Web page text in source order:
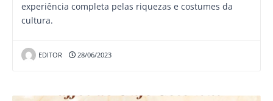
experiência completa pelas riquezas e costumes da
cultura.
EDITOR 28/06/2023